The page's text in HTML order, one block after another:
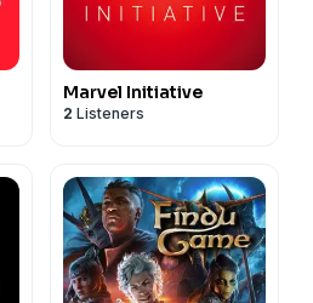
Marvel Initiative
2 Listeners